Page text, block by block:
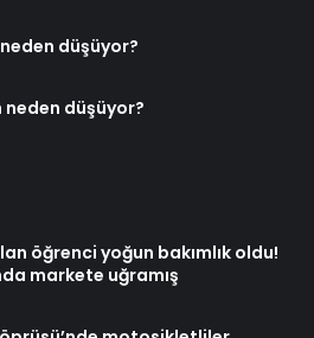
düşüyor?
düşüyor?
öğrenci yoğun bakımlık oldu!
markete uğramış